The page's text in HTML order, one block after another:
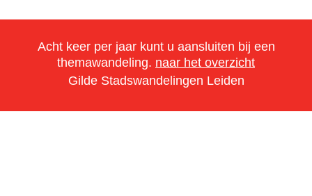
Acht keer per jaar kunt u aansluiten bij een
themawandeling. naar het overzicht
Gilde Stadswandelingen Leiden